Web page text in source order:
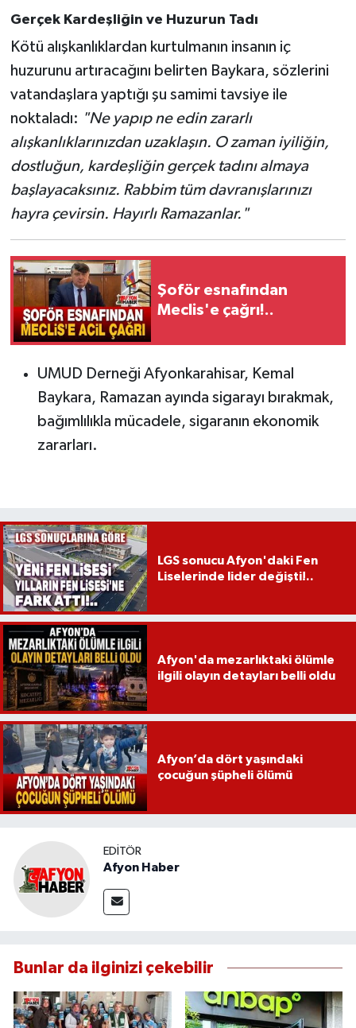
Gerçek Kardeşliğin ve Huzurun Tadı
Kötü alışkanlıklardan kurtulmanın insanın iç
huzurunu artıracağını belirten Baykara, sözlerini
vatandaşlara yaptığı şu samimi tavsiye ile
noktaladı: "Ne yapıp ne edin zararlı
alışkanlıklarınızdan uzaklaşın. O zaman iyiliğin,
dostluğun, kardeşliğin gerçek tadını almaya
başlayacaksınız. Rabbim tüm davranışlarınızı
hayra çevirsin. Hayırlı Ramazanlar."
Şoför esnafından
Meclis'e çağrı!..
UMUD Derneği Afyonkarahisar, Kemal
Baykara, Ramazan ayında sigarayı bırakmak,
bağımlılıkla mücadele, sigaranın ekonomik
zararları.
LGS sonucu Afyon'daki Fen
Liselerinde lider değişti!..
Afyon'da mezarlıktaki ölümle
ilgili olayın detayları belli oldu
Afyon’da dört yaşındaki
çocuğun şüpheli ölümü
EDITÖR
Afyon Haber
Bunlar da ilginizi çekebilir